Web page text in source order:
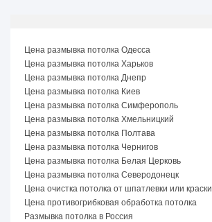
Цена размывка потолка Одесса
Цена размывка потолка Харьков
Цена размывка потолка Днепр
Цена размывка потолка Киев
Цена размывка потолка Симферополь
Цена размывка потолка Хмельницкий
Цена размывка потолка Полтава
Цена размывка потолка Чернигов
Цена размывка потолка Белая Церковь
Цена размывка потолка Северодонецк
Цена очистка потолка от шпатлевки или краски
Цена противогрибковая обработка потолка
Размывка потолка в Россия